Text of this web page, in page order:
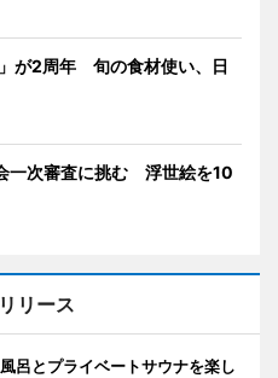
が2周年 旬の食材使い、日
一次審査に挑む 浮世絵を10
リース
呂とプライベートサウナを楽し